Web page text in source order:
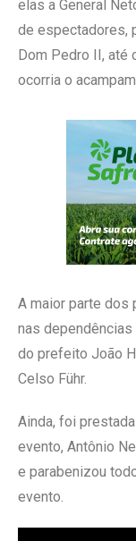
elas a General
de espectadores,
Dom Pedro II, até
ocorria o
A maior parte dos
nas
do prefeito João
Celso Führ.
Ainda, foi
evento, Antônio
e parabenizou
evento.